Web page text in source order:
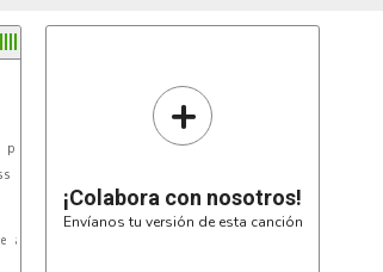
abrazabas
+
¡Colabora con nosotros!
Envíanos tu versión de esta canción